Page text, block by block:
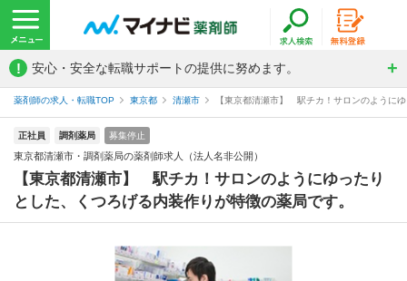
! 安心・安全な転職サポートの提供に努めます。
薬剤師の求人・転職TOP 東京都 清瀬市 【東京都清瀬市】 駅チカ！サロンのように
正社員 調剤薬局 募集停止
東京都清瀬市・調剤薬局の薬剤師求人（法人名非公開）
【東京都清瀬市】 駅チカ！サロンのようにゆったり
とした、くつろげる内装作りが特徴の薬局です。